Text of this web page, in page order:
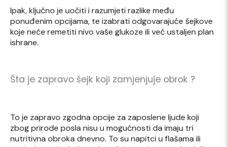
Ipak, ključno je uočiti i razumjeti razlike među
ponuđenim opcijama, te izabrati odgovarajuće šejkove
koje neće remetiti nivo vaše glukoze ili već ustaljen plan
ishrane.
Šta je zapravo šejk koji zamjenjuje obrok ?
To je zapravo zgodna opcije za zaposlene ljude koji
zbog prirode posla nisu u mogućnosti da imaju tri
nutritivna obroka dnevno. To su napitci u flašama ili